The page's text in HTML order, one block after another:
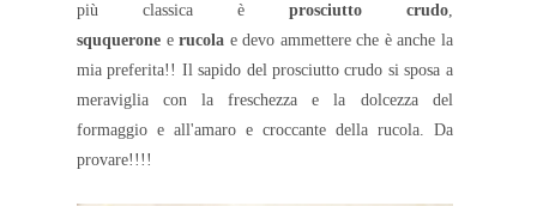
più classica è prosciutto crudo,
sququerone erucola e devo ammettere che è anche la
mia preferita!! Il sapido del prosciutto crudo si sposa a
meraviglia con la freschezza e la dolcezza del
formaggio e all'amaro e croccante della rucola. Da
provare!!!!